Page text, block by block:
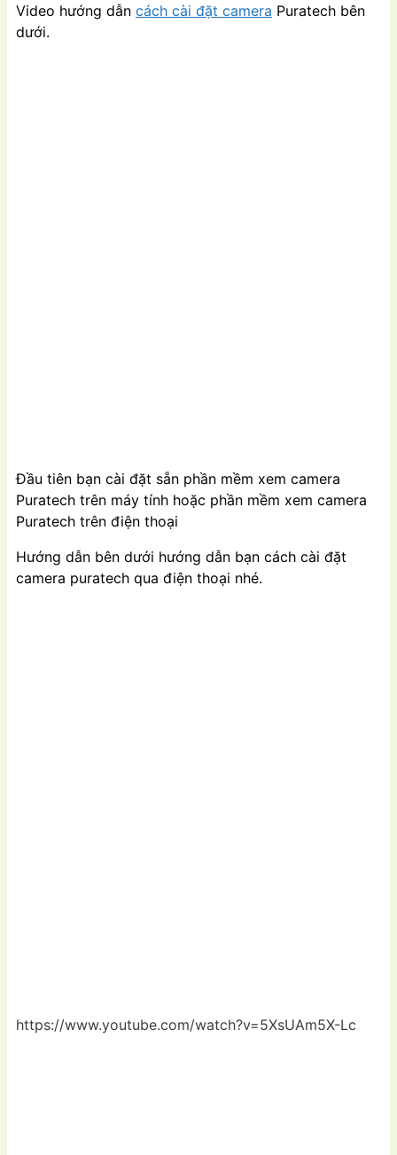
Video hướng dẫn cách cài đặt camera Puratech bên
dưới.
Đầu tiên bạn cài đặt sẵn phần mềm xem camera
Puratech trên máy tính hoặc phần mềm xem camera
Puratech trên điện thoại
Hướng dẫn bên dưới hướng dẫn bạn cách cài đặt
camera puratech qua điện thoại nhé.
https://www.youtube.com/watch?v=5XsUAm5X-Lc